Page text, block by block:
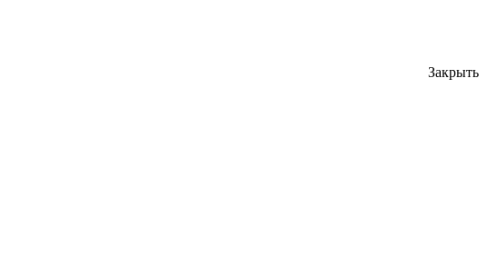
Закрыть